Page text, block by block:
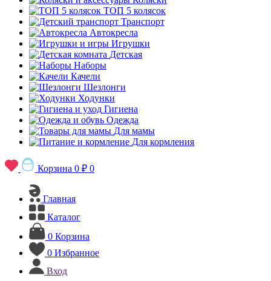
ТОП 5 колясок
Транспорт
Автокресла
Игрушки
Детская
Наборы
Качели
Шезлонги
Ходунки
Гигиена
Одежда
Для мамы
Для кормления
Корзина 0 ₽ 0
Главная
Каталог
0 Корзина
0 Избранное
Вход